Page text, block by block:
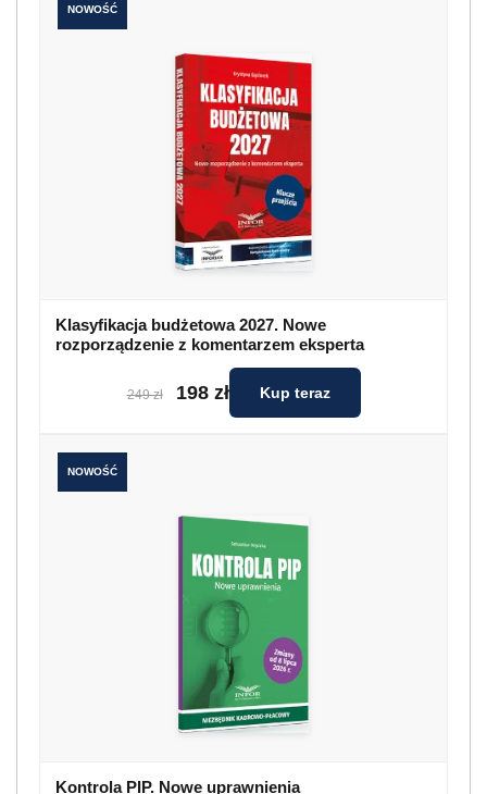
NOWOŚĆ
Klasyfikacja budżetowa 2027. Nowe
rozporządzenie z komentarzem eksperta
249 zł 198 zł Kup teraz
NOWOŚĆ
Kontrola PIP. Nowe uprawnienia